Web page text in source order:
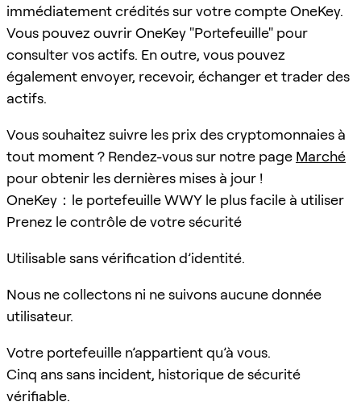
immédiatement crédités sur votre compte OneKey.
Vous pouvez ouvrir OneKey "Portefeuille" pour
consulter vos actifs. En outre, vous pouvez
également envoyer, recevoir, échanger et trader des
actifs.
Vous souhaitez suivre les prix des cryptomonnaies à
tout moment ? Rendez-vous sur notre page Marché
pour obtenir les dernières mises à jour !
OneKey：le portefeuille WWY le plus facile à utiliser
Prenez le contrôle de votre sécurité
Utilisable sans vérification d’identité.
Nous ne collectons ni ne suivons aucune donnée
utilisateur.
Votre portefeuille n’appartient qu’à vous.
Cinq ans sans incident, historique de sécurité
vérifiable.